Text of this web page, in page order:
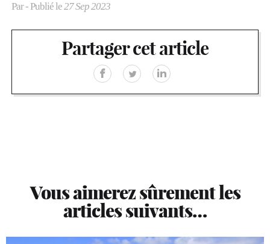
Par- Publié le27 Sep 2023
Partager cet article
Vous aimerez sûrement les
articles suivants…